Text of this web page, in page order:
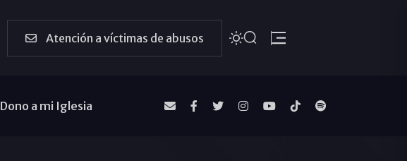
Atención a víctimas de abusos
Dono a mi Iglesia